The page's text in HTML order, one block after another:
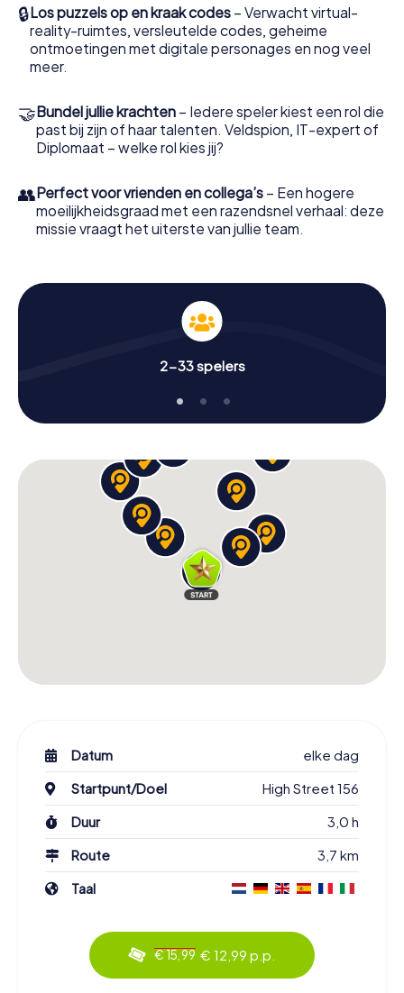
escape game van myCityHunt verandert West Bromwich
in jouw eigen persoonlijke avonturenspeeltuin. Koop je
tickets voor de wereld van spionage en geheime
agenten en verander West Bromwich in een escaperoom
🔒Los puzzels op en kraak codes – Verwacht virtual-
reality-ruimtes, versleutelde codes, geheime
ontmoetingen met digitale personages en nog veel
meer.
🤝Bundel jullie krachten – Iedere speler kiest een rol die
past bij zijn of haar talenten. Veldspion, IT-expert of
Diplomaat – welke rol kies jij?
👥Perfect voor vrienden en collega’s – Een hogere
moeilijkheidsgraad met een razendsnel verhaal: deze
missie vraagt het uiterste van jullie team.
2-33 spelers
Datum
elke dag
Startpunt/Doel
High Street 156
Duur
3,0 h
Route
3,7 km
Taal
€ 15,99 € 12,99 p.p.